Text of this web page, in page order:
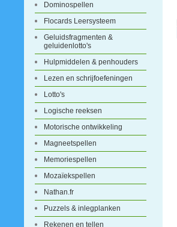
Dominospellen
Flocards Leersysteem
Geluidsfragmenten &
geluidenlotto's
Hulpmiddelen & penhouders
Lezen en schrijfoefeningen
Lotto's
Logische reeksen
Motorische ontwikkeling
Magneetspellen
Memoriespellen
Mozaïekspellen
Nathan.fr
Puzzels & inlegplanken
Rekenen en tellen